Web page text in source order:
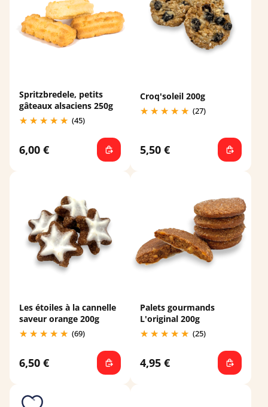
Spritzbredele, petits
gâteaux alsaciens 250g
(45)
6,00 €
Croq'soleil 200g
(27)
5,50 €
Les étoiles à la cannelle
saveur orange 200g
(69)
6,50 €
Palets gourmands
L'original 200g
(25)
4,95 €